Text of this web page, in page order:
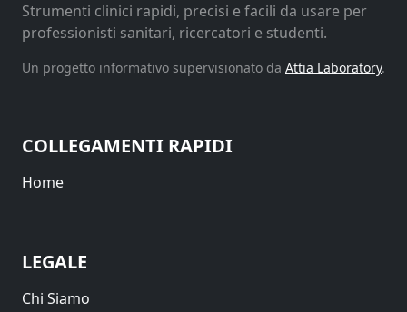
Strumenti clinici rapidi, precisi e facili da usare per
professionisti sanitari, ricercatori e studenti.
Un progetto informativo supervisionato da Attia Laboratory.
COLLEGAMENTI RAPIDI
Home
LEGALE
Chi Siamo